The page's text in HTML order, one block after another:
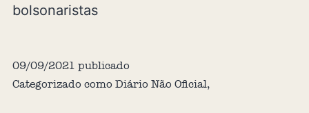
bolsonaristas
09/09/2021 publicado
Categorizado como Diário Não Oficial,